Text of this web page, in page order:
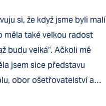
si, že když jsme byli malí
měla také velkou radost
budu velká“. Ačkoli mě
jsem sice představu
obor ošetřovatelství a…